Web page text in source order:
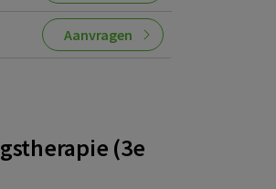
Aanvragen
(3e